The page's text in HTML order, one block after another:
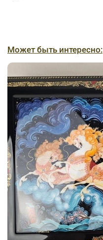
Может быть интересно: